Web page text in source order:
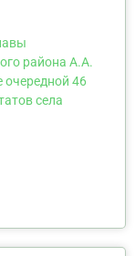
района А.А.
очередной 46
села